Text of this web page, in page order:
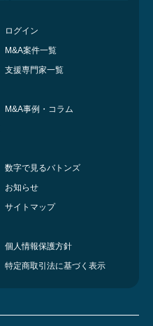
ログイン
M&A案件一覧
支援専門家一覧
M&A事例・コラム
数字で見るバトンズ
お知らせ
サイトマップ
個人情報保護方針
特定商取引法に基づく表示